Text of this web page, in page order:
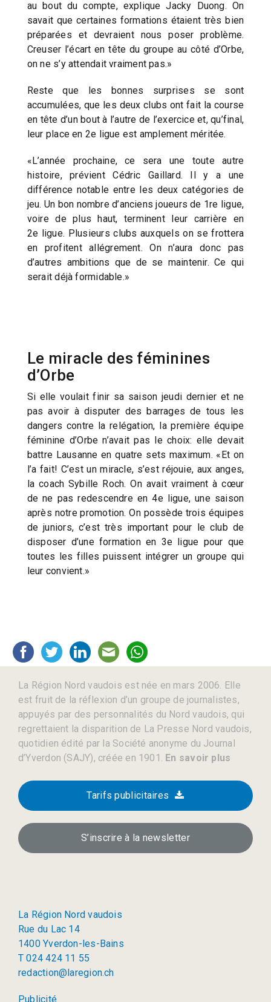
au bout du compte, explique Jacky Duong. On
savait que certaines formations étaient très bien
préparées et devraient nous poser problème.
Creuser l’écart en tête du groupe au côté d’Orbe,
on ne s’y attendait vraiment pas.»
Reste que les bonnes surprises se sont
accumulées, que les deux clubs ont fait la course
en tête d’un bout à l’autre de l’exercice et, qu’final,
leur place en 2e ligue est amplement méritée.
«L’année prochaine, ce sera une toute autre
histoire, prévient Cédric Gaillard. Il y a une
différence notable entre les deux catégories de
jeu. Un bon nombre d’anciens joueurs de 1re ligue,
voire de plus haut, terminent leur carrière en
2e ligue. Plusieurs clubs auxquels on se frottera
en profitent allégrement. On n’aura donc pas
d’autres ambitions que de se maintenir. Ce qui
serait déjà formidable.»
Le miracle des féminines
d’Orbe
Si elle voulait finir sa saison jeudi dernier et ne
pas avoir à disputer des barrages de tous les
dangers contre la relégation, la première équipe
féminine d’Orbe n’avait pas le choix: elle devait
battre Lausanne en quatre sets maximum. «Et on
l’a fait! C’est un miracle, s’est réjouie, aux anges,
la coach Sybille Roch. On avait vraiment à cœur
de ne pas redescendre en 4e ligue, une saison
après notre promotion. On possède trois équipes
de juniors, c’est très important pour le club de
disposer d’une formation en 3e ligue pour que
toutes les filles puissent intégrer un groupe qui
leur convient.»
La Région Nord vaudois est née en mars 2006. Elle
est fruit de la réflexion d’un groupe de journalistes,
appuyés par des personnalités du Nord vaudois, qui
regrettaient la disparition de La Presse Nord vaudois,
quotidien édité par la Société anonyme du Journal
d’Yverdon (SAJY), créée en 1901. En savoir plus
Tarifs publicitaires
S’inscrire à la newsletter
La Région Nord vaudois
Rue du Lac 14
1400 Yverdon-les-Bains
T 024 424 11 55
redaction@laregion.ch
Publicité